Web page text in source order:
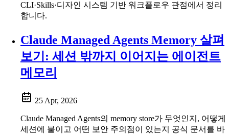
CLI·Skills·디자인 시스템 기반 워크플로우 관점에서 정리
합니다.
Claude Managed Agents Memory 살펴
보기: 세션 밖까지 이어지는 에이전트
메모리
25 Apr, 2026
Claude Managed Agents의 memory store가 무엇인지, 어떻게
세션에 붙이고 어떤 보안 주의점이 있는지 공식 문서를 바